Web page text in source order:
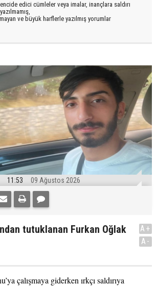
edici cümleler veya imalar, inançlara saldırı
ve büyük harflerle yazılmış yorumlar
11:53 09 Ağustos 2026
tutuklanan Furkan Oğlak
A+
A-
çalışmaya giderken ırkçı saldırıya